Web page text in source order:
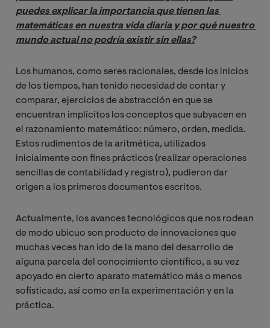
puedes explicar la importancia que tienen las
matemáticas en nuestra vida diaria y por qué nuestro
mundo actual no podría existir sin ellas?
Los humanos, como seres racionales, desde los inicios
de los tiempos, han tenido necesidad de contar y
comparar, ejercicios de abstracción en que se
encuentran implícitos los conceptos que subyacen en
el razonamiento matemático: número, orden, medida.
Estos rudimentos de la aritmética, utilizados
inicialmente con fines prácticos (realizar operaciones
sencillas de contabilidad y registro), pudieron dar
origen a los primeros documentos escritos.
Actualmente, los avances tecnológicos que nos rodean
de modo ubicuo son producto de innovaciones que
muchas veces han ido de la mano del desarrollo de
alguna parcela del conocimiento científico, a su vez
apoyado en cierto aparato matemático más o menos
sofisticado, así como en la experimentación y en la
práctica.